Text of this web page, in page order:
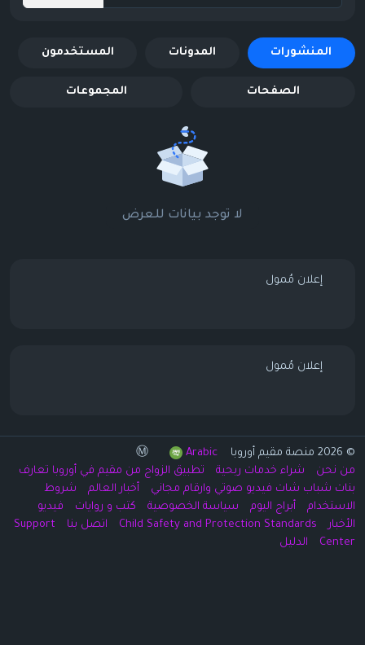
المنشورات المدونات المستخدمون
الصفحات المجموعات
لا توجد بيانات للعرض
إعلان مُمول
إعلان مُمول
© 2026 منصة مقيم أوروبا Ⓜ️
Arabic
من نحن
شراء خدمات ربحية
تطبيق الزواج من مقيم في أوروبا تعارف
بنات شباب شات فيديو صوتي وارقام مجاني
أخبار العالم
شروط
الاستخدام
أبراج اليوم سياسة الخصوصية كتب و روايات
فيديو
الأخبار
Child Safety and Protection Standards اتصل بنا
Support
Center
الدليل